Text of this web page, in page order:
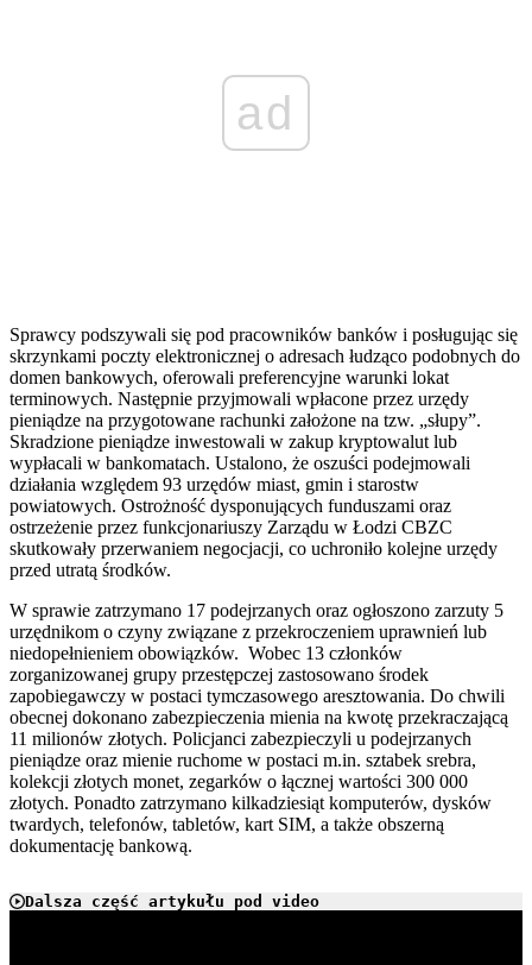
ad
Sprawcy podszywali się pod pracowników banków i posługując się
skrzynkami poczty elektronicznej o adresach łudząco podobnych do
domen bankowych, oferowali preferencyjne warunki lokat
terminowych. Następnie przyjmowali wpłacone przez urzędy
pieniądze na przygotowane rachunki założone na tzw. „słupy”.
Skradzione pieniądze inwestowali w zakup kryptowalut lub
wypłacali w bankomatach. Ustalono, że oszuści podejmowali
działania względem 93 urzędów miast, gmin i starostw
powiatowych. Ostrożność dysponujących funduszami oraz
ostrzeżenie przez funkcjonariuszy Zarządu w Łodzi CBZC
skutkowały przerwaniem negocjacji, co uchroniło kolejne urzędy
przed utratą środków.
W sprawie zatrzymano 17 podejrzanych oraz ogłoszono zarzuty 5
urzędnikom o czyny związane z przekroczeniem uprawnień lub
niedopełnieniem obowiązków. Wobec 13 członków
zorganizowanej grupy przestępczej zastosowano środek
zapobiegawczy w postaci tymczasowego aresztowania. Do chwili
obecnej dokonano zabezpieczenia mienia na kwotę przekraczającą
11 milionów złotych. Policjanci zabezpieczyli u podejrzanych
pieniądze oraz mienie ruchome w postaci m.in. sztabek srebra,
kolekcji złotych monet, zegarków o łącznej wartości 300 000
złotych. Ponadto zatrzymano kilkadziesiąt komputerów, dysków
twardych, telefonów, tabletów, kart SIM, a także obszerną
dokumentację bankową.
Dalsza część artykułu pod video